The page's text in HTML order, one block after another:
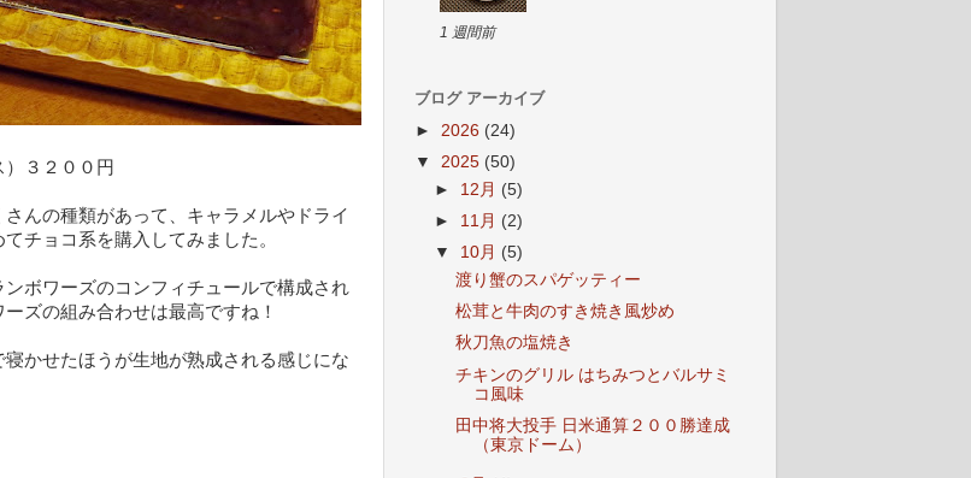
３２００円
んの種類があって、キャラメルやドライ
チョコ系を購入してみました。
ボワーズのコンフィチュールで構成され
ズの組み合わせは最高ですね！
かせたほうが生地が熟成される感じにな
1 週間前
ブログ アーカイブ
► 2026 (24)
▼ 2025 (50)
► 12月 (5)
► 11月 (2)
▼ 10月 (5)
渡り蟹のスパゲッティー
松茸と牛肉のすき焼き風炒め
秋刀魚の塩焼き
チキンのグリル はちみつとバルサミ
コ風味
田中将大投手 日米通算２００勝達成
（東京ドーム）